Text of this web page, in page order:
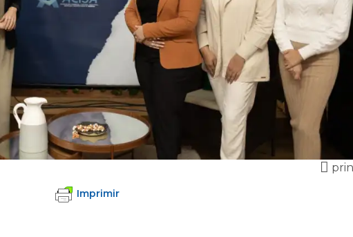
Imprimir